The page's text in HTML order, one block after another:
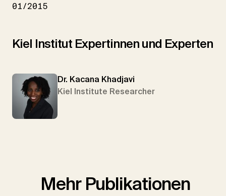
01/2015
Kiel Institut Expertinnen und Experten
Dr. Kacana Khadjavi
Kiel Institute Researcher
Mehr Publikationen